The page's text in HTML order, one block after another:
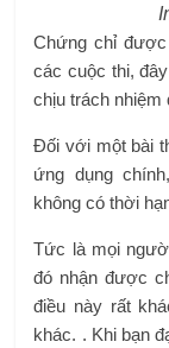
Chứng chỉ
các cuộc thi,
chịu trách
Đối với một bài
ứng dụng
không có thời
Tức là mọi
đó nhận được
điều này rất
khác. . Khi bạn